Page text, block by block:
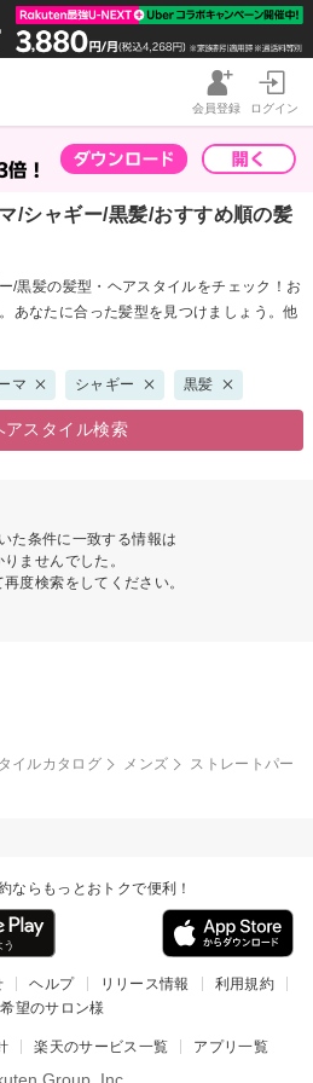
会員登録 ログイン
/シャギー/黒髪/おすすめ順の髪
/黒髪の髪型・ヘアスタイルをチェック！お
あなたに合った髪型を見つけましょう。他
マ シャギー 黒髪
アスタイル検索
た条件に一致する情報は
りませんでした。
度検索をしてください。
イルカタログ メンズ
ストレートパー
ならもっとおトクで便利！
ヘルプ リリース情報
利用規約
望のサロン様
楽天のサービス一覧 アプリ一覧